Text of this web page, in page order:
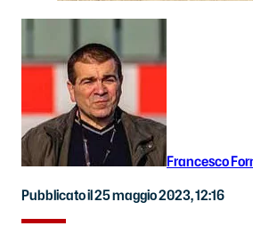
Francesco
Pubblicato il 25 maggio 2023, 12:16